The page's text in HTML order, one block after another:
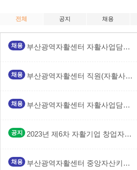
전체 공지 채용
채용 부산광역자활센터 자활사업담당자 및 중앙자산키움펀드 직원…
채용 부산광역자활센터 직원(자활사업 1명, 중앙자산키움펀드사…
채용 부산광역자활센터 자활사업담당직원(정규직) 및 중앙자산키…
공지 2023년 제6차 자활기업 창업자금 지원사업 공고
채용 부산광역자활센터 중앙자산키움펀드 계약직 직원 채용 공고